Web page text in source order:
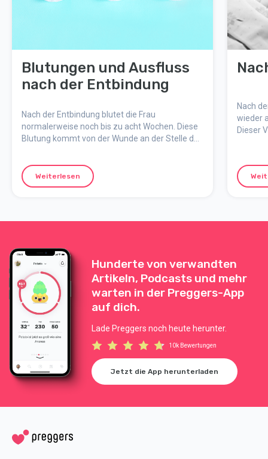
Blutungen und Ausfluss
nach der Entbindung
Nach der Entbindung blutet die Frau
normalerweise noch bis zu acht Wochen. Diese
Blutung kommt von der Wunde an der Stelle der
alle Frauen, egal ob sie vaginal oder per
Kaiserschnitt entbunden haben.
Weiterlesen
Nach
wieder
Dieser
Hunderte von verwandten
Artikeln, Podcasts und mehr
warten in der Preggers-App
auf dich.
Lade Preggers noch heute herunter.
10k Bewertungen
Jetzt die App herunterladen